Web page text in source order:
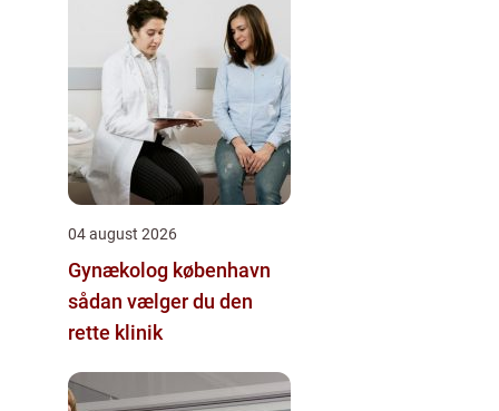
04 august 2026
Gynækolog københavn
sådan vælger du den
rette klinik